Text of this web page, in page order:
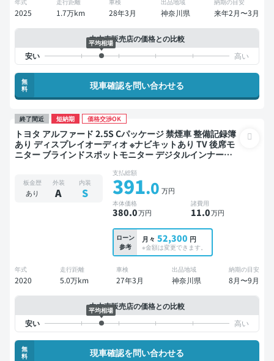
2025 1.7万km 28年3月 神奈川県 来年2月〜3月
中古車販売店の価格との比較
平均相場
無
料
現車確認を問い合わせる
終了間近 短納期 価格交渉OK
トヨタ アルファード 2.5S Cパッケージ 禁煙車 整備記録簿
あり ディスプレイオーディオ ※ナビキットあり TV 後席モ
ニター ブラインドスポットモニター デジタルインナーミ
ックドア バックモニター 全方位カメラ ドライブレコーダ
ー 衝突軽減 両側電動スライドドア 7人乗り
板金歴
あり
外装
A
内装
S
支払総額
391.0 万円
本体価格
380.0万円
諸費用
11.0万円
ローン
参考
月々 52,300 円
※金額は変更できます。
年式
2020
走行距離
5.0万km
車検
27年3月
出品地域
神奈川県
納期の目安
8月〜9月
中古車販売店の価格との比較
平均相場
無
料
現車確認を問い合わせる